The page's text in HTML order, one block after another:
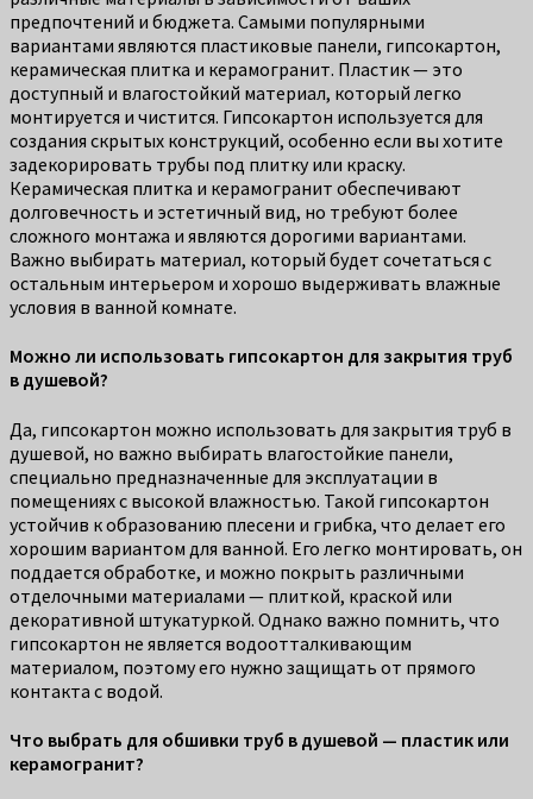
предпочтений и бюджета. Самыми популярными
вариантами являются пластиковые панели, гипсокартон,
керамическая плитка и керамогранит. Пластик — это
доступный и влагостойкий материал, который легко
монтируется и чистится. Гипсокартон используется для
создания скрытых конструкций, особенно если вы хотите
задекорировать трубы под плитку или краску.
Керамическая плитка и керамогранит обеспечивают
долговечность и эстетичный вид, но требуют более
сложного монтажа и являются дорогими вариантами.
Важно выбирать материал, который будет сочетаться с
остальным интерьером и хорошо выдерживать влажные
условия в ванной комнате.
Можно ли использовать гипсокартон для закрытия труб
в душевой?
Да, гипсокартон можно использовать для закрытия труб в
душевой, но важно выбирать влагостойкие панели,
специально предназначенные для эксплуатации в
помещениях с высокой влажностью. Такой гипсокартон
устойчив к образованию плесени и грибка, что делает его
хорошим вариантом для ванной. Его легко монтировать, он
поддается обработке, и можно покрыть различными
отделочными материалами — плиткой, краской или
декоративной штукатуркой. Однако важно помнить, что
гипсокартон не является водоотталкивающим
материалом, поэтому его нужно защищать от прямого
контакта с водой.
Что выбрать для обшивки труб в душевой — пластик или
керамогранит?